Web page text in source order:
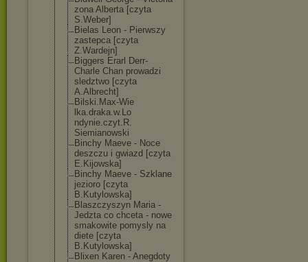
zona Alberta [czyta
S.Weber]
Bielas Leon - Pierwszy
zastepca [czyta
Z.Wardejn]
Biggers Erarl Derr-
Charle Chan prowadzi
sledztwo [czyta
A.Albrecht]
Bilski.Max-Wie
lka.draka.w.Lo
ndynie.czyt.R.
Siemianowski
Binchy Maeve - Noce
deszczu i gwiazd [czyta
E.Kijowska]
Binchy Maeve - Szklane
jezioro [czyta
B.Kutylowska]
Blaszczyszyn Maria -
Jedzta co chceta - nowe
smakowite pomysly na
diete [czyta
B.Kutylowska]
Blixen Karen - Anegdoty